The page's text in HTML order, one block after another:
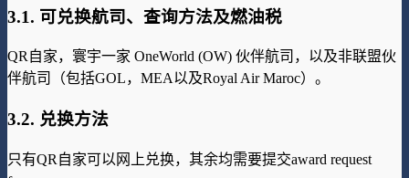
3.1. 可兑换航司、查询方法及燃油税
QR自家，寰宇一家 OneWorld (OW) 伙伴航司，以及非联盟伙
伴航司（包括GOL，MEA以及Royal Air Maroc）。
3.2. 兑换方法
只有QR自家可以网上兑换，其余均需要提交award request